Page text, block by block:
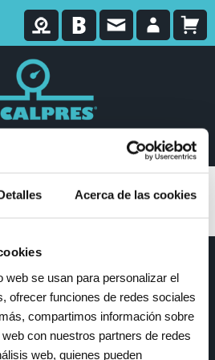
Acerca de las cookies
web se usan para personalizar el
ofrecer funciones de redes sociales
compartimos información sobre
con nuestros partners de redes
web, quienes pueden